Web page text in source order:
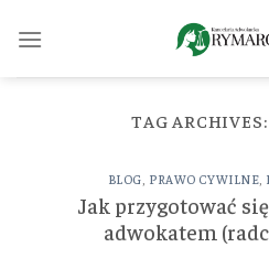
TAG ARCHIVES:
BLOG PRAWO CYWILNE
Jak przygotować
adwokatem